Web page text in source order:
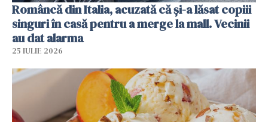
Româncă din Italia, acuzată că și-a lăsat copiii
singuri în casă pentru a merge la mall. Vecinii
au dat alarma
25 IULIE 2026